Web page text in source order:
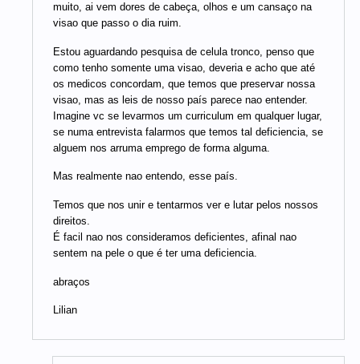
muito, ai vem dores de cabeça, olhos e um cansaço na
visao que passo o dia ruim.
Estou aguardando pesquisa de celula tronco, penso que
como tenho somente uma visao, deveria e acho que até
os medicos concordam, que temos que preservar nossa
visao, mas as leis de nosso país parece nao entender.
Imagine vc se levarmos um curriculum em qualquer lugar,
se numa entrevista falarmos que temos tal deficiencia, se
alguem nos arruma emprego de forma alguma.
Mas realmente nao entendo, esse país.
Temos que nos unir e tentarmos ver e lutar pelos nossos
direitos.
É facil nao nos consideramos deficientes, afinal nao
sentem na pele o que é ter uma deficiencia.
abraços
Lilian